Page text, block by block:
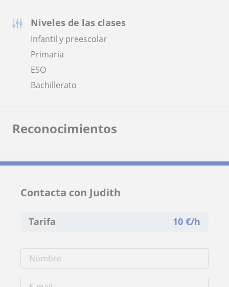
Niveles de las clases
Infantil y preescolar
Primaria
ESO
Bachillerato
Reconocimientos
Contacta con Judith
Tarifa 10 €/h